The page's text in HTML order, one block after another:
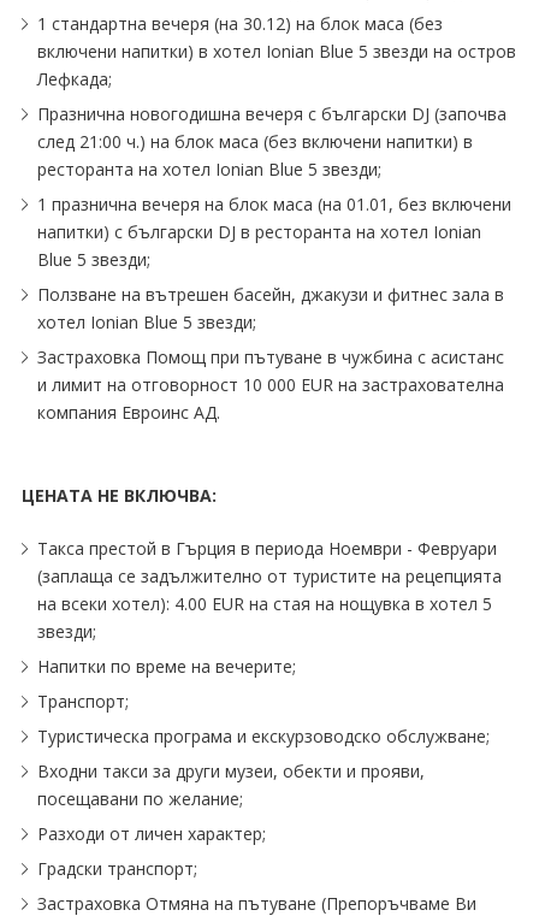
1 стандартна вечеря (на 30.12) на блок маса (без
включени напитки) в хотел Ionian Blue 5 звезди на остров
Лефкада;
Празнична новогодишна вечеря с български DJ (започва
след 21:00 ч.) на блок маса (без включени напитки) в
ресторанта на хотел Ionian Blue 5 звезди;
1 празнична вечеря на блок маса (на 01.01, без включени
напитки) с български DJ в ресторанта на хотел Ionian
Blue 5 звезди;
Ползване на вътрешен басейн, джакузи и фитнес зала в
хотел Ionian Blue 5 звезди;
Застраховка Помощ при пътуване в чужбина с асистанс
и лимит на отговорност 10 000 EUR на застрахователна
компания Евроинс АД.
ЦЕНАТА НЕ ВКЛЮЧВА:
Такса престой в Гърция в периода Ноември - Февруари
(заплаща се задължително от туристите на рецепцията
на всеки хотел): 4.00 EUR на стая на нощувка в хотел 5
звезди;
Напитки по време на вечерите;
Транспорт;
Туристическа програма и екскурзоводско обслужване;
Входни такси за други музеи, обекти и прояви,
посещавани по желание;
Разходи от личен характер;
Градски транспорт;
Застраховка Отмяна на пътуване (Препоръчваме Ви